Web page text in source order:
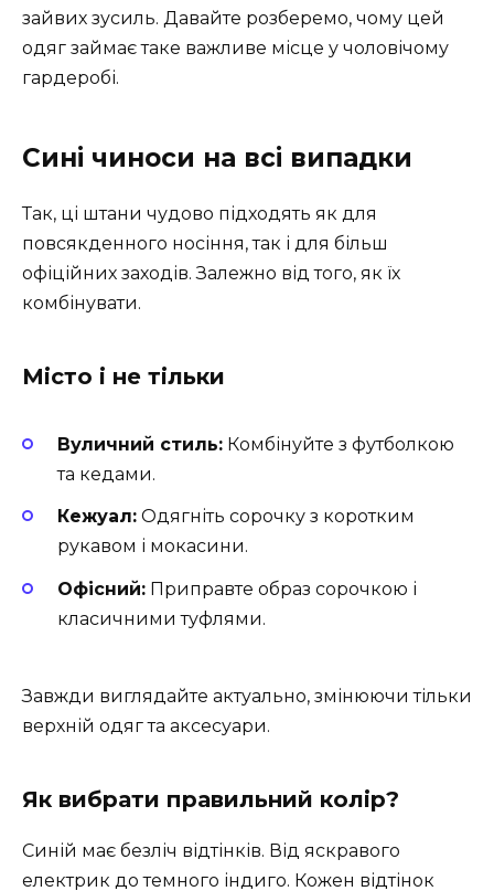
зайвих зусиль. Давайте розберемо, чому цей
одяг займає таке важливе місце у чоловічому
гардеробі.
Сині чиноси на всі випадки
Так, ці штани чудово підходять як для
повсякденного носіння, так і для більш
офіційних заходів. Залежно від того, як їх
комбінувати.
Місто і не тільки
Вуличний стиль: Комбінуйте з футболкою
та кедами.
Кежуал: Одягніть сорочку з коротким
рукавом і мокасини.
Офісний: Приправте образ сорочкою і
класичними туфлями.
Завжди виглядайте актуально, змінюючи тільки
верхній одяг та аксесуари.
Як вибрати правильний колір?
Синій має безліч відтінків. Від яскравого
електрик до темного індиго. Кожен відтінок